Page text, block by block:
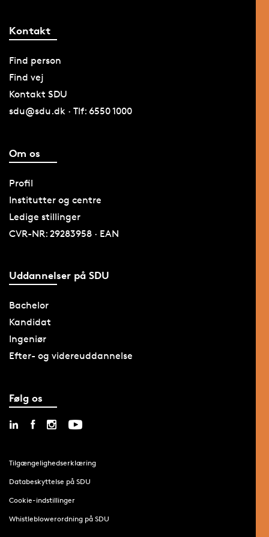
Kontakt
Find person
Find vej
Kontakt SDU
sdu@sdu.dk · Tlf: 6550 1000
Om os
Profil
Institutter og centre
Ledige stillinger
CVR-NR: 29283958 · EAN
Uddannelser på SDU
Bachelor
Kandidat
Ingeniør
Efter- og videreuddannelse
Følg os
Tilgængelighedserklæring
Databeskyttelse på SDU
Cookie-indstillinger
Whistleblowerordning på SDU